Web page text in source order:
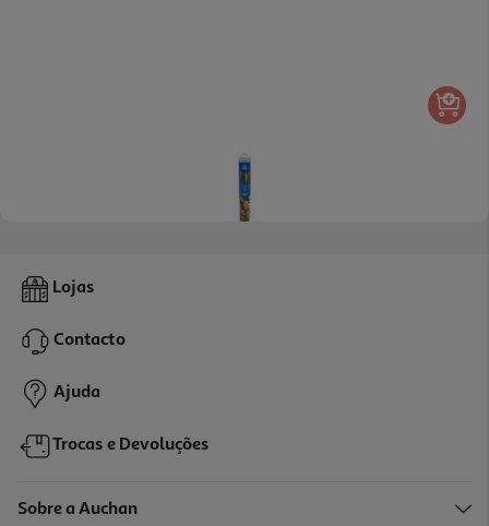
Tubos Plus Plus 100 Peças
7,99 €
Lojas
Contacto
Ajuda
Trocas e Devoluções
Sobre a Auchan